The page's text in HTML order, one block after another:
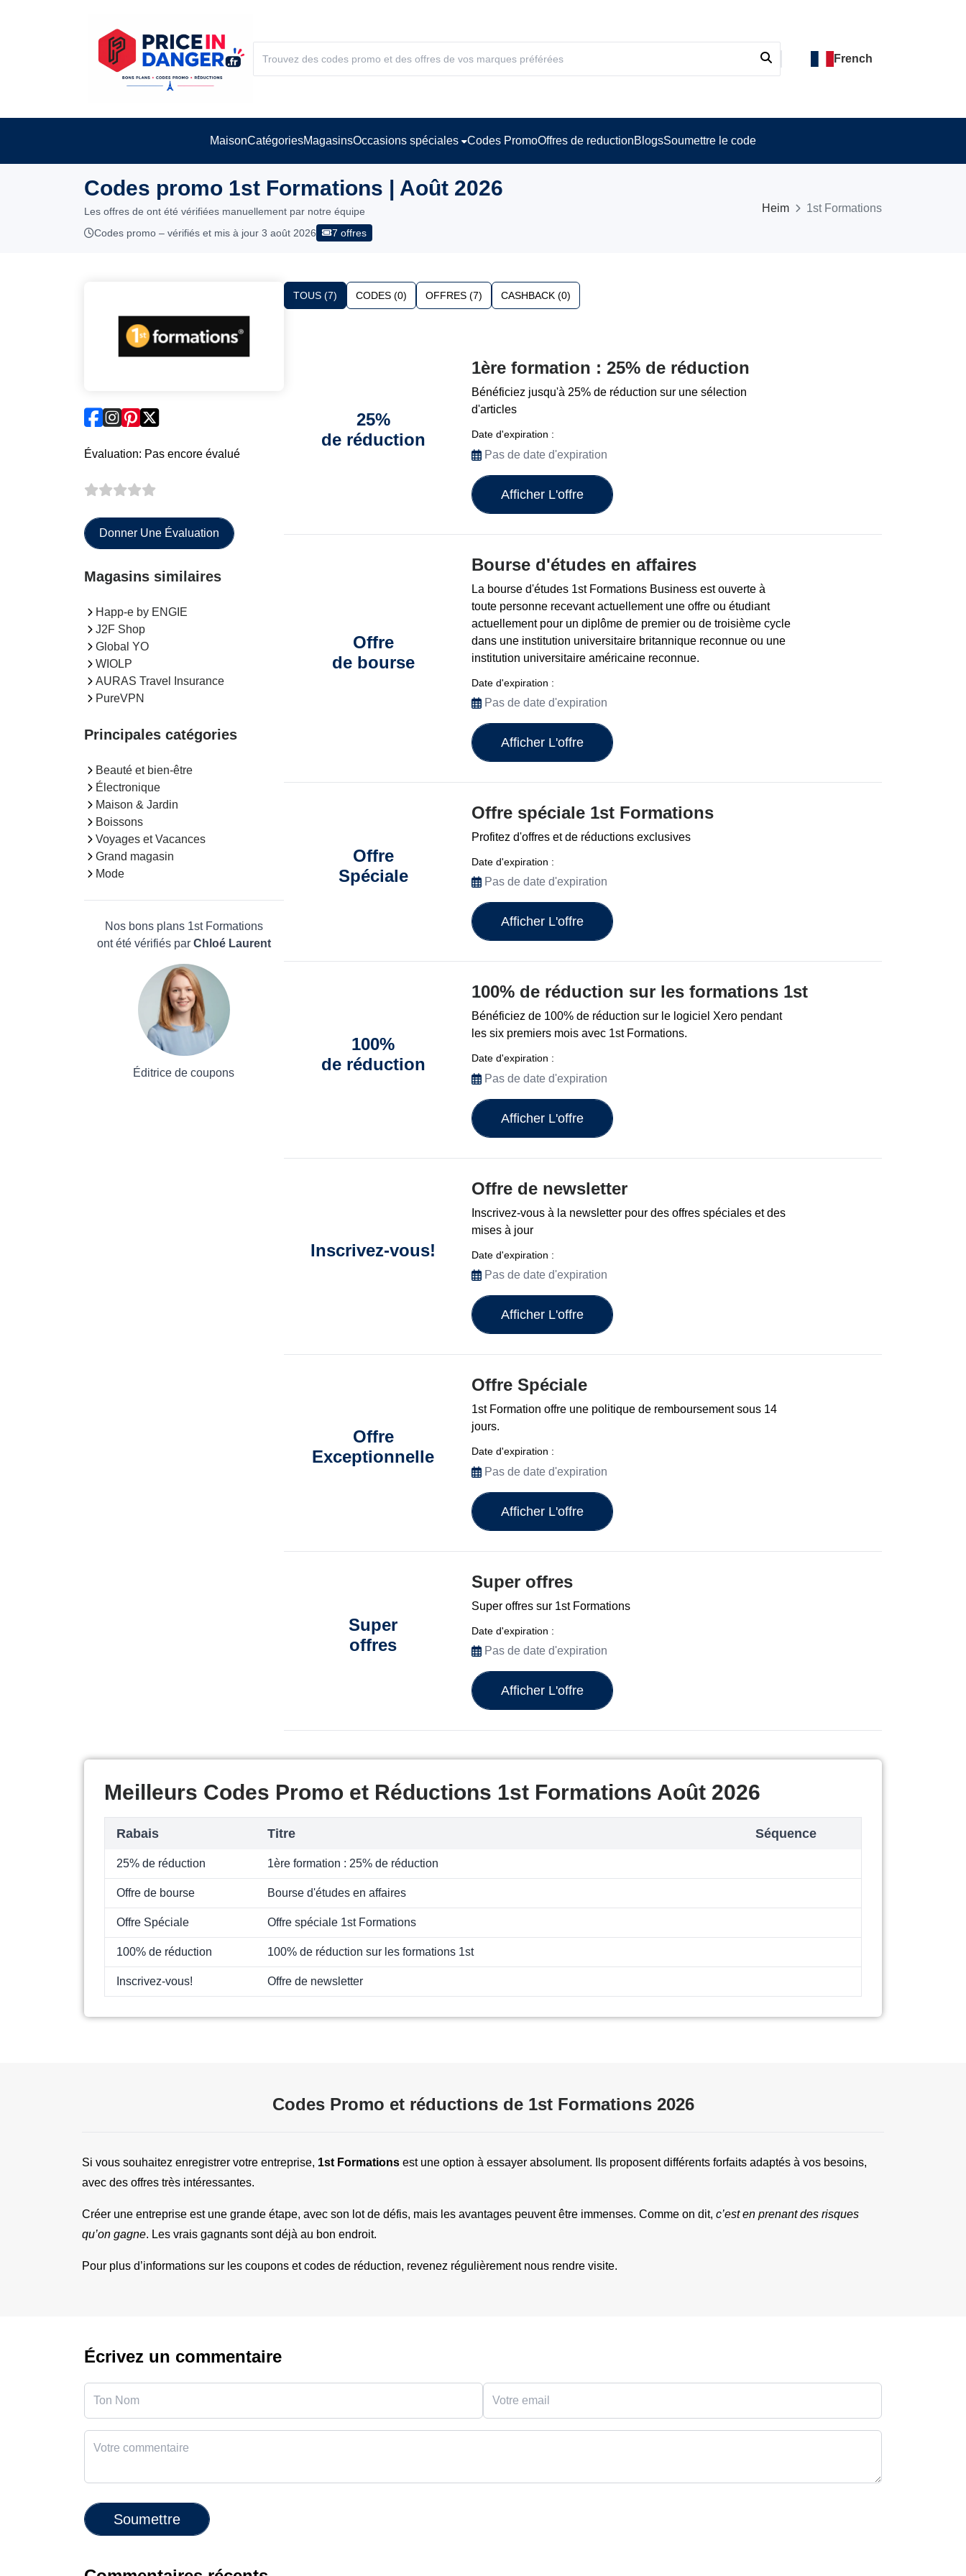
French
MaisonCatégoriesMagasinsOccasions spéciales Codes PromoOffres de reductionBlogsSoumettre le code
Codes promo 1st Formations | Août 2026
Les offres de ont été vérifiées manuellement par notre équipe
Codes promo – vérifiés et mis à jour 3 août 2026
7 offres
Heim 1st Formations
Évaluation: Pas encore évalué
Donner Une Évaluation
Magasins similaires
Happ-e by ENGIE
J2F Shop
Global YO
WIOLP
AURAS Travel Insurance
PureVPN
Principales catégories
Beauté et bien-être
Électronique
Maison & Jardin
Boissons
Voyages et Vacances
Grand magasin
Mode
Nos bons plans 1st Formations
ont été vérifiés par Chloé Laurent
Éditrice de coupons
TOUS (7) CODES (0) OFFRES (7) CASHBACK (0)
25%
de réduction
1ère formation : 25% de réduction
Bénéficiez jusqu'à 25% de réduction sur une sélection
d'articles
Date d'expiration :
Pas de date d'expiration
Afficher L'offre
Offre
de bourse
Bourse d'études en affaires
La bourse d'études 1st Formations Business est ouverte à
toute personne recevant actuellement une offre ou étudiant
actuellement pour un diplôme de premier ou de troisième cycle
dans une institution universitaire britannique reconnue ou une
institution universitaire américaine reconnue.
Date d'expiration :
Pas de date d'expiration
Afficher L'offre
Offre
Spéciale
Offre spéciale 1st Formations
Profitez d'offres et de réductions exclusives
Date d'expiration :
Pas de date d'expiration
Afficher L'offre
100%
de réduction
100% de réduction sur les formations 1st
Bénéficiez de 100% de réduction sur le logiciel Xero pendant
les six premiers mois avec 1st Formations.
Date d'expiration :
Pas de date d'expiration
Afficher L'offre
Inscrivez-vous!
Offre de newsletter
Inscrivez-vous à la newsletter pour des offres spéciales et des
mises à jour
Date d'expiration :
Pas de date d'expiration
Afficher L'offre
Offre
Exceptionnelle
Offre Spéciale
1st Formation offre une politique de remboursement sous 14
jours.
Date d'expiration :
Pas de date d'expiration
Afficher L'offre
Super
offres
Super offres
Super offres sur 1st Formations
Date d'expiration :
Pas de date d'expiration
Afficher L'offre
Meilleurs Codes Promo et Réductions 1st Formations Août 2026
Rabais Titre Séquence
25% de réduction 1ère formation : 25% de réduction
Offre de bourse Bourse d'études en affaires
Offre Spéciale Offre spéciale 1st Formations
100% de réduction 100% de réduction sur les formations 1st
Inscrivez-vous! Offre de newsletter
Codes Promo et réductions de 1st Formations 2026
Si vous souhaitez enregistrer votre entreprise, 1st Formations est une option à essayer absolument. Ils proposent différents forfaits adaptés à vos besoins,
avec des offres très intéressantes.
Créer une entreprise est une grande étape, avec son lot de défis, mais les avantages peuvent être immenses. Comme on dit, c’est en prenant des risques
qu’on gagne. Les vrais gagnants sont déjà au bon endroit.
Pour plus d’informations sur les coupons et codes de réduction, revenez régulièrement nous rendre visite.
Écrivez un commentaire
Soumettre